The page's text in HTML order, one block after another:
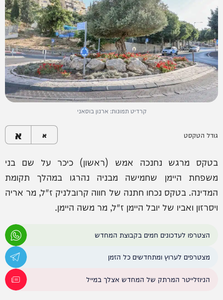
קרדיט תמונות: ארנון בוסאני
גודל הטקסט א א
בטקס מרגש נחנכה אמש (ראשון) כיכר על שם בני
משפחת היימן שחמישה מבניה נהרגו במהלך תקומת
המדינה. בטקס נכחו חתנה של חווה קרובלניק ז"ל, מר אריה
ויסרזון ואביו של יובל היימן ז"ל, מר משה היימן.
הצטרפו לעדכונים חמים בקבוצת המחדש
מצטרפים לערוץ ומתחדשים כל הזמן
הניוזלייטר המרתק של המחדש אצלך במייל